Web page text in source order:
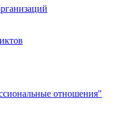
отношения"